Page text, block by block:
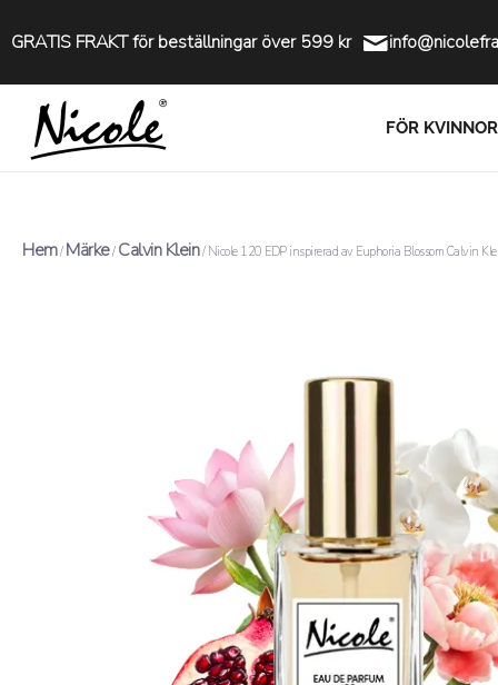
GRATIS FRAKT för beställningar över 599 kr
FÖR KVINNOR
Hem/ Märke/ Calvin Klein/ Nicole 120 EDP inspirerad av Euphoria Blossom Calvin